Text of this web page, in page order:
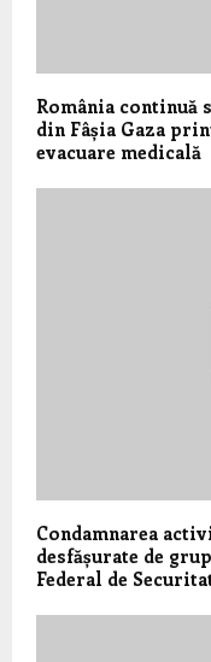
România
din Fâșia Gaza
evacuare medicală
Condamnarea
desfășurate de
Federal de